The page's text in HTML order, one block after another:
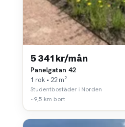
5 341 kr/mån
Panelgatan 42
1 rok • 22 m²
Studentbostäder i Norden
~9,5 km bort